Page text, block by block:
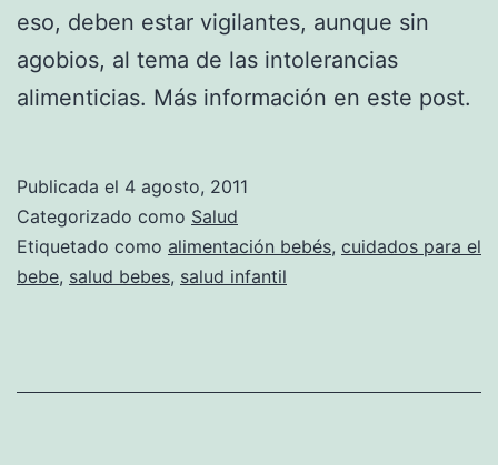
eso, deben estar vigilantes, aunque sin
agobios, al tema de las intolerancias
alimenticias. Más información en este post.
Publicada el 4 agosto, 2011
Categorizado como Salud
Etiquetado como alimentación bebés, cuidados para el
bebe, salud bebes, salud infantil